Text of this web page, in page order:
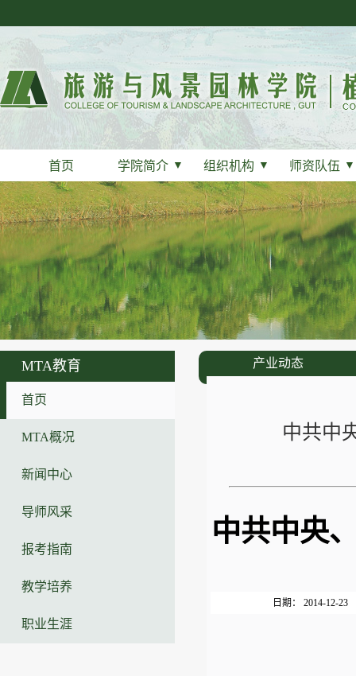
首页 学院简介 ▼ 组织机构 ▼ 师资队伍 ▼
MTA教育
首页
MTA概况
新闻中心
导师风采
报考指南
教学培养
职业生涯
产业动态
中共中
中共中央
日期： 2014-12-23